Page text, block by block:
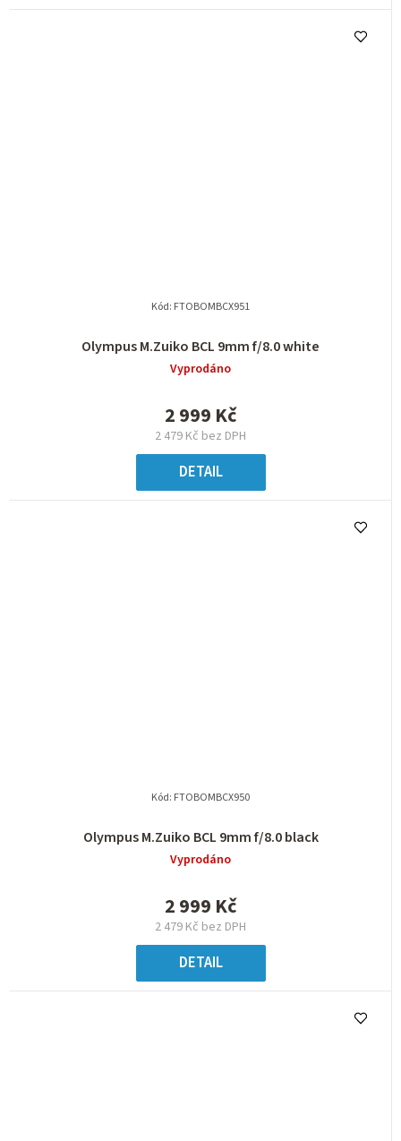
Olympus M.Zuiko BCL 9mm f/8.0 white
Vyprodáno
2 479 Kč bez DPH
2 999 Kč
DETAIL
Kód: FTOBOMBCX951
Olympus M.Zuiko BCL 9mm f/8.0 black
Vyprodáno
2 479 Kč bez DPH
2 999 Kč
DETAIL
Kód: FTOBOMBCX950